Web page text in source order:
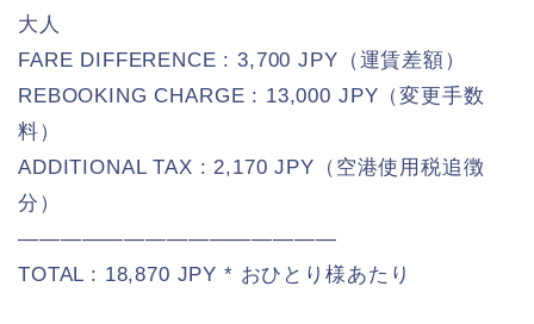
大人
FARE DIFFERENCE : 3,700 JPY（運賃差額）
REBOOKING CHARGE : 13,000 JPY（変更手数
料）
ADDITIONAL TAX : 2,170 JPY（空港使用税追徴
分）
———————————————
TOTAL : 18,870 JPY * おひとり様あたり